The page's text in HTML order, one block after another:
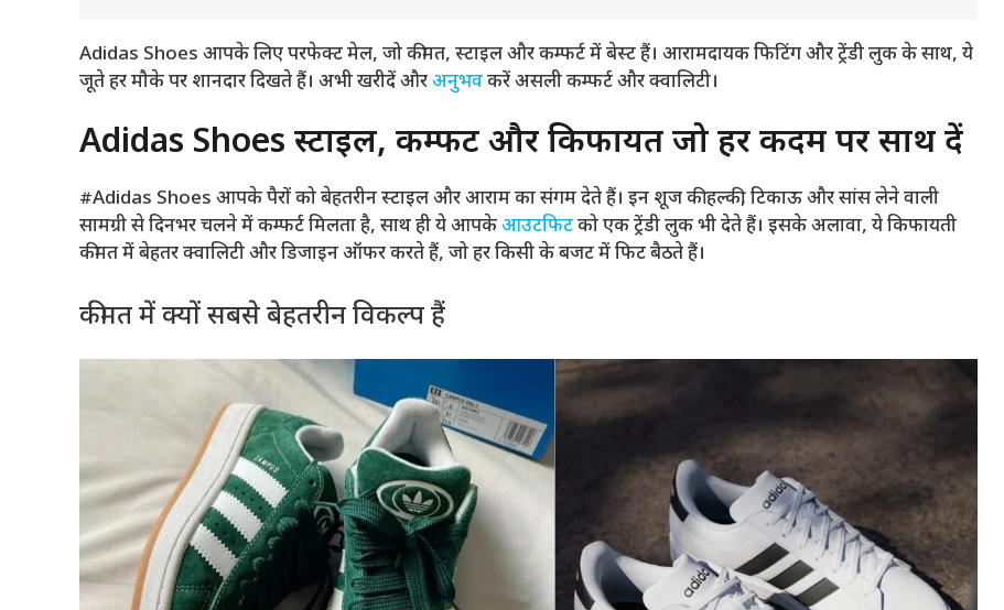
Adidas Shoes आपके लिए परफेक्ट मेल, जो कीमत, स्टाइल और कम्फर्ट में बेस्ट हैं। आरामदायक फिटिंग और ट्रेंडी लुक के साथ, ये
जूते हर मौके पर शानदार दिखते हैं। अभी खरीदें औरअनुभवकरें असली कम्फर्ट और क्वालिटी।
Adidas Shoes स्टाइल, कम्फर्ट और किफायत जो हर कदम पर साथ दें
#Adidas Shoes आपके पैरों को बेहतरीन स्टाइल और आराम का संगम देते हैं। इन शूज की हल्की, टिकाऊ और सांस लेने वाली
सामग्री से दिनभर चलने में कम्फर्ट मिलता है, साथ ही ये आपकेआउटफिटको एक ट्रेंडी लुक भी देते हैं। इसके अलावा, ये किफायती
कीमत में बेहतर क्वालिटी और डिजाइन ऑफर करते हैं, जो हर किसी के बजट में फिट बैठते हैं।
कीमत में क्यों सबसे बेहतरीन विकल्प हैं